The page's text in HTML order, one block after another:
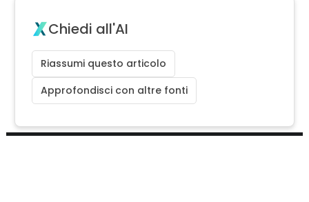
Chiedi all'AI
Riassumi questo articolo
Approfondisci con altre fonti